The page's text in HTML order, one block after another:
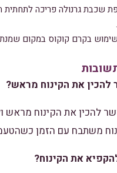
שכבת גרנולה פריכה לתחתית
שימוש בקרם קוקוס במקום
את הקינוח מראש?
להכין את הקינוח מראש
משתבח עם הזמן
את הקינוח?